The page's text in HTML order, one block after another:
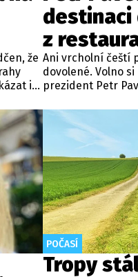
že
i
destinaci
z
Ani vrcholní čeští
dovolené. Volno
prezident Petr
nicméně objevila
odhaluje.
POČASÍ
Tropy